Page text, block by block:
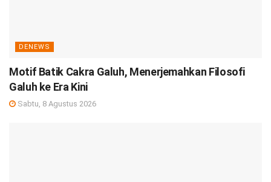
DENEWS
Motif Batik Cakra Galuh, Menerjemahkan Filosofi
Galuh ke Era Kini
Sabtu, 8 Agustus 2026